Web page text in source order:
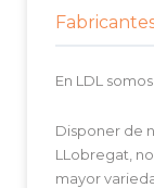
En LDL
Disponer de
LLobregat,
mayor